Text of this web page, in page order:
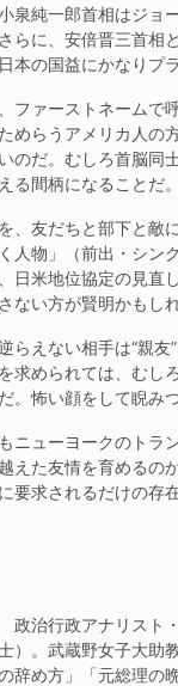
泉純一郎首相はジ
らに、安倍晋三首
本の国益にかなりプ
ファーストネームで
めらうアメリカ人の
のだ。むしろ首脳
る間柄になることだ
、友だちと部下と敵
人物」（前出・シン
日米地位協定の見
ない方が賢明かもしれ
えない相手は“親
求められては、む
。怖い顔をして睨み
ューヨークのトラ
えた友情を育める
要求されるだけの存
治行政アナリスト
）。武蔵野女子大
辞め方」「元総理の